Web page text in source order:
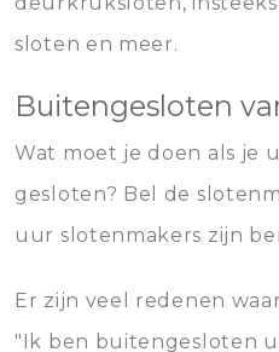
sloten en meer.
Buitengesloten
Wat moet je doen als je
gesloten? Bel de
uur slotenmakers zijn
Er zijn veel redenen
"Ik ben buitengesloten